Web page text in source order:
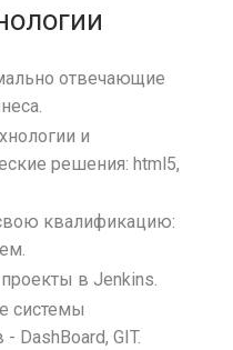
отвечающие
и
решения: html5,
квалификацию:
в Jenkins.
системы
DashBoard, GIT.